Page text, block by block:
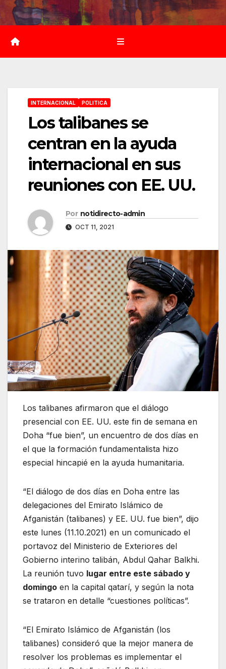
Saltar
al
contenido
INTERNACIONAL POLITICA
Los talibanes se
centran en la ayuda
internacional en sus
reuniones con EE. UU.
Por notidirecto-admin
OCT 11, 2021
Los talibanes afirmaron que el diálogo
presencial con EE. UU. este fin de semana en
Doha “fue bien”, un encuentro de dos días en
el que la formación fundamentalista hizo
especial hincapié en la ayuda humanitaria.
“El diálogo de dos días en Doha entre las
delegaciones del Emirato Islámico de
Afganistán (talibanes) y EE. UU. fue bien”, dijo
este lunes (11.10.2021) en un comunicado el
portavoz del Ministerio de Exteriores del
Gobierno interino talibán, Abdul Qahar Balkhi.
La reunión tuvo lugar entre este sábado y
domingo en la capital qatarí, y según la nota
se trataron en detalle “cuestiones políticas”.
“El Emirato Islámico de Afganistán (los
talibanes) consideró que la mejor manera de
resolver los problemas es implementar el